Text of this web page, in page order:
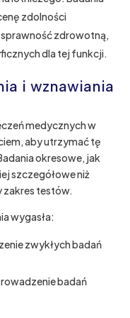
zdolności
zdrowotną,
dla tej funkcji.
i wznawiania
medycznych w
aby utrzymać tę
okresowe, jak
szczegółowe niż
zakres testów.
wygasła:
zwykłych badań
badań